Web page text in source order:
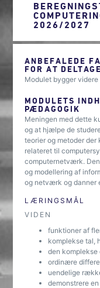
2026/2027
ANBEFALEDE
FOR AT
Modulet bygger
MODULETS
PÆDAGOGIK
Meningen med dette
og at hjælpe de
teorier og metoder
relateret til
computernetværk.
og modellering af
og netværk og danner
LÆRINGSMÅL
VIDEN
funktioner af
komplekse tal,
den
ordinære
uendelige
demonstrere